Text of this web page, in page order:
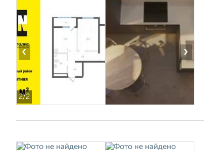
2/2
‹ ›